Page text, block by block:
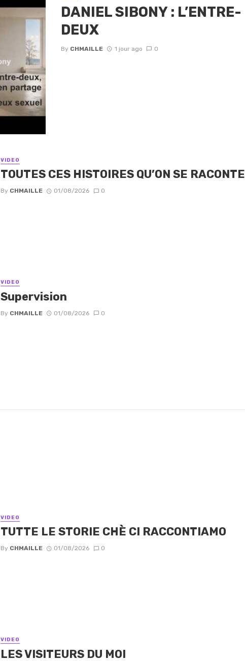
DANIEL SIBONY : L’ENTRE-
DEUX
By CHMAILLE 1 jour ago 0
VIDEO
TOUTES CES HISTOIRES QU’ON SE RACONTE
By CHMAILLE 01/08/2026 0
VIDEO
Supervision
By CHMAILLE 01/08/2026 0
VIDEO
TUTTE LE STORIE CHÈ CI RACCONTIAMO
By CHMAILLE 01/08/2026 0
VIDEO
LES VISITEURS DU MOI